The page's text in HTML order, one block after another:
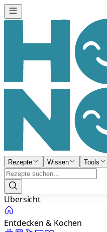
Rezepte Wissen Tools
Übersicht
Entdecken & Kochen